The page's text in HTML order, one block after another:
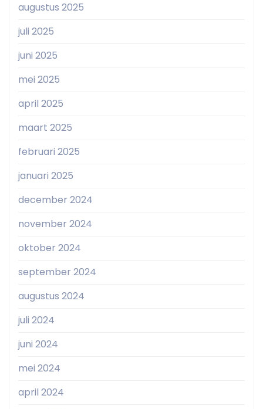
augustus 2025
juli 2025
juni 2025
mei 2025
april 2025
maart 2025
februari 2025
januari 2025
december 2024
november 2024
oktober 2024
september 2024
augustus 2024
juli 2024
juni 2024
mei 2024
april 2024